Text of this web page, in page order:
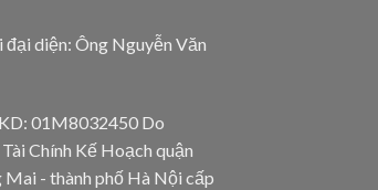
diện: Ông Nguyễn Văn
01M8032450 Do
Chính Kế Hoạch quận
Mai - thành phố Hà Nội cấp